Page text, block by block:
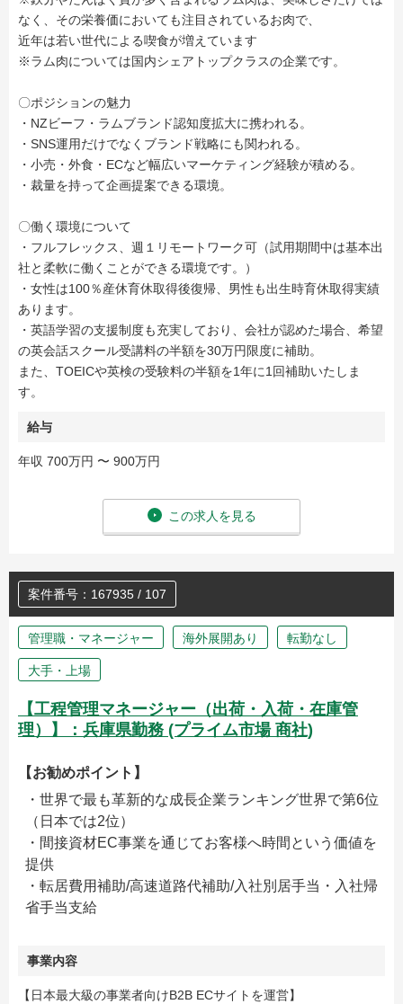
なく、その栄養価においても注目されているお肉で、
近年は若い世代による喫食が増えています
※ラム肉については国内シェアトップクラスの企業です。
〇ポジションの魅力
・NZビーフ・ラムブランド認知度拡大に携われる。
・SNS運用だけでなくブランド戦略にも関われる。
・小売・外食・ECなど幅広いマーケティング経験が積める。
・裁量を持って企画提案できる環境。
〇働く環境について
・フルフレックス、週１リモートワーク可（試用期間中は基本出
社と柔軟に働くことができる環境です。）
・女性は100％産休育休取得後復帰、男性も出生時育休取得実績
あります。
・英語学習の支援制度も充実しており、会社が認めた場合、希望
の英会話スクール受講料の半額を30万円限度に補助。
また、TOEICや英検の受験料の半額を1年に1回補助いたしま
す。
給与
年収 700万円 〜 900万円
この求人を見る
案件番号：167935 / 107
管理職・マネージャー 海外展開あり 転勤なし
大手・上場
【工程管理マネージャー（出荷・入荷・在庫管
理）】：兵庫県勤務 (プライム市場 商社)
【お勧めポイント】
・世界で最も革新的な成長企業ランキング世界で第6位
（日本では2位）
・間接資材EC事業を通じてお客様へ時間という価値を
提供
・転居費用補助/高速道路代補助/入社別居手当・入社帰
省手当支給
事業内容
【日本最大級の事業者向けB2B ECサイトを運営】